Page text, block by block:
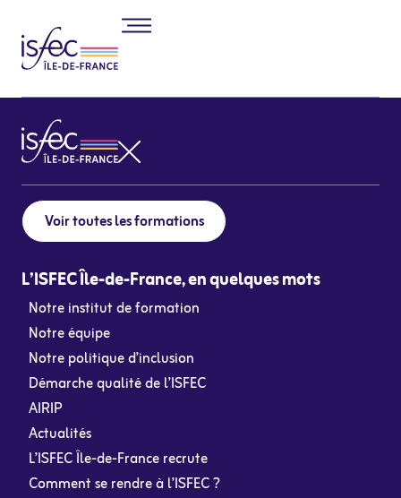
Voir toutes les formations
L’ISFEC Île-de-France, en quelques mots
Notre institut de formation
Notre équipe
Notre politique d’inclusion
Démarche qualité de l’ISFEC
AIRIP
Actualités
L’ISFEC Île-de-France recrute
Comment se rendre à l’ISFEC ?